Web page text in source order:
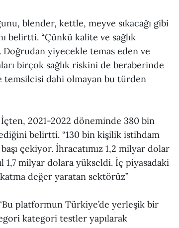
blender, kettle, meyve sıkacağı gibi
belirtti. “Çünkü kalite ve sağlık
yiyecekle temas eden ve
birçok sağlık riskini de beraberinde
temsilcisi dahi olmayan bu türden
İçten, 2021-2022 döneminde 380 bin
belirtti. “130 bin kişilik istihdam
çekiyor. İhracatımız 1,2 milyar dolar
1,7 milyar dolara yükseldi. İç piyasadaki
değer yaratan sektörüz”
platformun Türkiye’de yerleşik bir
kategori testler yapılarak